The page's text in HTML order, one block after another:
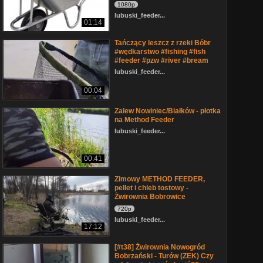
01:14
1080p
lubuski_feeder...
00:04
Tańczący leszcz z rzeki Bóbr
#wędkarstwo #fishing #fish
#feeder #pzw #river #bream
lubuski_feeder...
00:41
Zalew Nowiniec/Białków - płotka
na Method Feeder
lubuski_feeder...
17:12
Zimowy METHOD FEEDER,
pellet i chleb tostowy -
Żwirownia Bobrowice
720p
lubuski_feeder...
[#t38] Żwirownia Nowogród
Bobrzański - Turów (ZEK) Czy